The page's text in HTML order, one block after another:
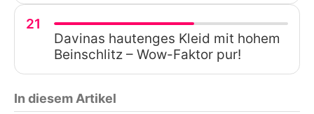
21
Davinas hautenges Kleid mit hohem
Beinschlitz – Wow-Faktor pur!
In diesem Artikel